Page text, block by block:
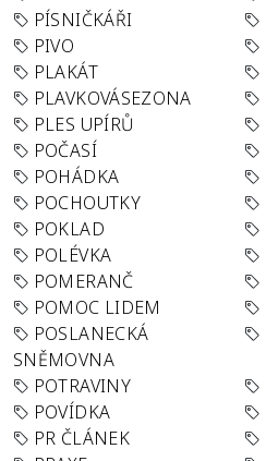
PÍSNIČKÁŘI
PIVO
PLAKÁT
PLAVKOVÁSEZONA
PLES UPÍRŮ
POČASÍ
POHÁDKA
POCHOUTKY
POKLAD
POLÉVKA
POMERANČ
POMOC LIDEM
POSLANECKÁ
SNĚMOVNA
POTRAVINY
POVÍDKA
PR ČLÁNEK